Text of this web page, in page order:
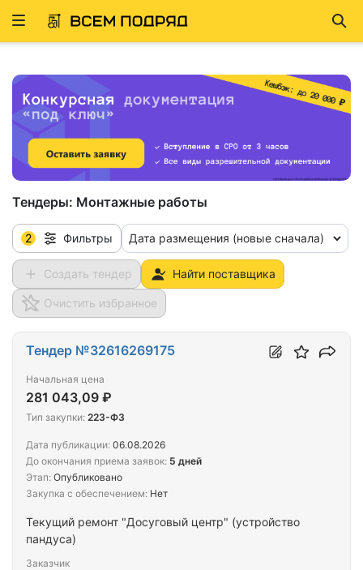
Развернуть
Тендеры: Монтажные работы
2 Фильтры Дата размещения (новые сначала)
Создать тендер Найти поставщика
Очистить избранное
Текущий ремонт "Досуговый центр" (устройство
пандуса)
Заказчик
Тендер №32616269175
Начальная цена
281 043,09 ₽
Тип закупки: 223-ФЗ
Дата публикации: 06.08.2026
До окончания приема заявок: 5 дней
Этап: Опубликовано
Закупка с обеспечением: Нет